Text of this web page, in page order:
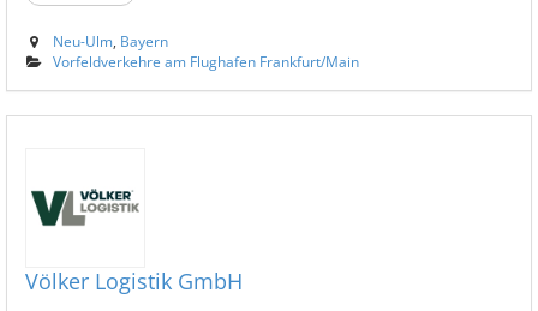
Neu-Ulm, Bayern
Vorfeldverkehre am Flughafen Frankfurt/Main
Völker Logistik GmbH